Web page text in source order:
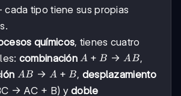
cada tipo tiene sus propias
químicos, tienes cuatro
combinación A
+
B
A + B → AB,
AB
→
AB → A + B, desplazamiento
→ AC + B) ydoble